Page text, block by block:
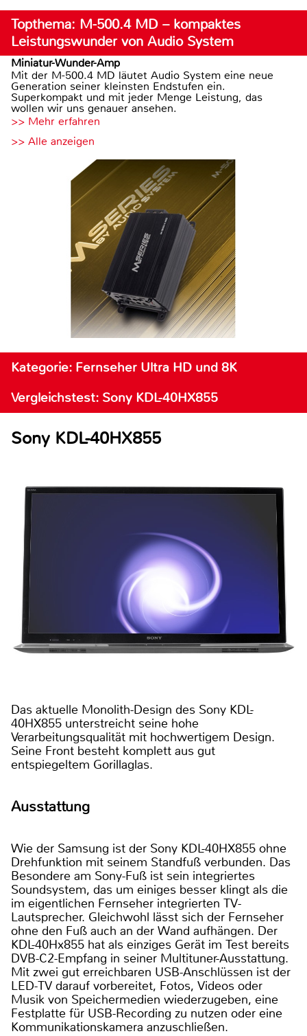
Topthema: M-500.4 MD – kompaktes
Leistungswunder von Audio System
Miniatur-Wunder-Amp
Mit der M-500.4 MD läutet Audio System eine neue
Generation seiner kleinsten Endstufen ein.
Superkompakt und mit jeder Menge Leistung, das
wollen wir uns genauer ansehen.
>> Mehr erfahren
>> Alle anzeigen
Kategorie: Fernseher Ultra HD und 8K
Vergleichstest: Sony KDL-40HX855
Sony KDL-40HX855
Das aktuelle Monolith-Design des Sony KDL-
40HX855 unterstreicht seine hohe
Verarbeitungsqualität mit hochwertigem Design.
Seine Front besteht komplett aus gut
entspiegeltem Gorillaglas.
Ausstattung
Wie der Samsung ist der Sony KDL-40HX855 ohne
Drehfunktion mit seinem Standfuß verbunden. Das
Besondere am Sony-Fuß ist sein integriertes
Soundsystem, das um einiges besser klingt als die
im eigentlichen Fernseher integrierten TV-
Lautsprecher. Gleichwohl lässt sich der Fernseher
ohne den Fuß auch an der Wand aufhängen. Der
KDL-40Hx855 hat als einziges Gerät im Test bereits
DVB-C2-Empfang in seiner Multituner-Ausstattung.
Mit zwei gut erreichbaren USB-Anschlüssen ist der
LED-TV darauf vorbereitet, Fotos, Videos oder
Musik von Speichermedien wiederzugeben, eine
Festplatte für USB-Recording zu nutzen oder eine
Kommunikationskamera anzuschließen.